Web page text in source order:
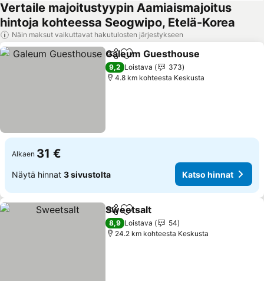
Vertaile majoitustyypin Aamiaismajoitus
hintoja kohteessa Seogwipo, Etelä-Korea
Näin maksut vaikuttavat hakutulosten järjestykseen
Jaa Lisää suosikkeihin
Galeum Guesthouse
9,2 Loistava
373
4.8 km kohteesta Keskusta
Alkaen 31 €
Näytä hinnat 3 sivustolta Katso hinnat
Jaa Lisää suosikkeihin
Sweetsalt
8,9 Loistava
54
24.2 km kohteesta Keskusta